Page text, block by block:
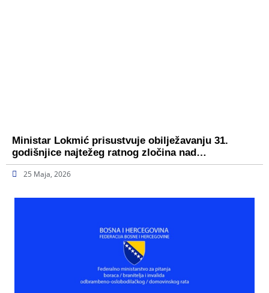
Ministar Lokmić prisustvuje obilježavanju 31.
godišnjice najtežeg ratnog zločina nad…
25 Maja, 2026